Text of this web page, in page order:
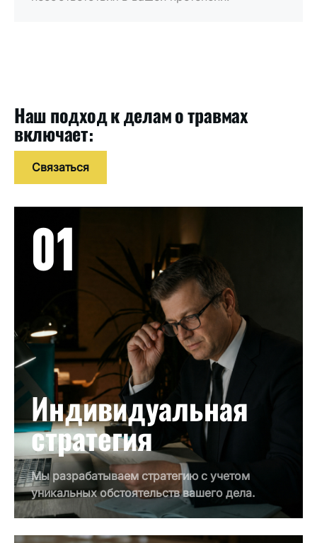
Наш подход к делам о травмах
включает:
Связаться
01
Индивидуальная
стратегия
Мы разрабатываем стратегию с учетом
уникальных обстоятельств вашего дела.